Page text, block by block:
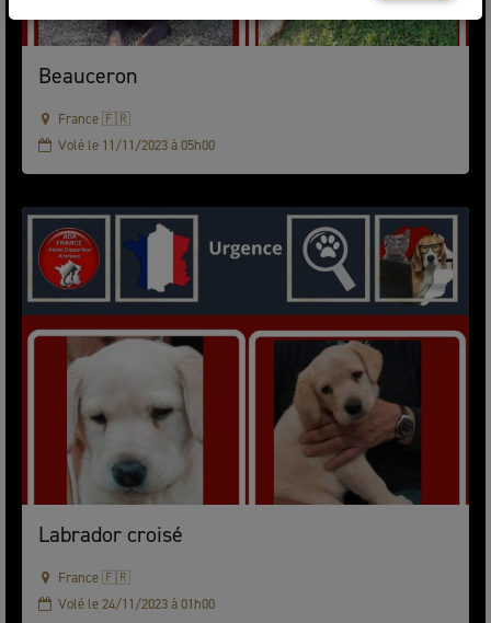
Beauceron
France 🇫🇷
Volé le 11/11/2023 à 05h00
Labrador croisé
France 🇫🇷
Volé le 24/11/2023 à 01h00